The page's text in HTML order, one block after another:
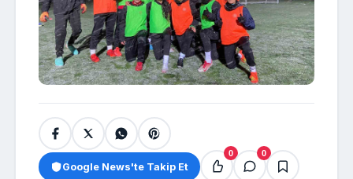
Google News'te Takip Et
0 0